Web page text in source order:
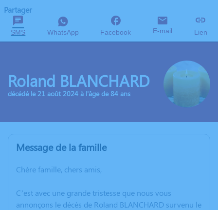
Partager
SMS WhatsApp Facebook E-mail Lien
Roland BLANCHARD
décédé le 21 août 2024 à l'âge de 84 ans
Message de la famille
Chère famille, chers amis,
C’est avec une grande tristesse que nous vous
annonçons le décès de Roland BLANCHARD survenu le